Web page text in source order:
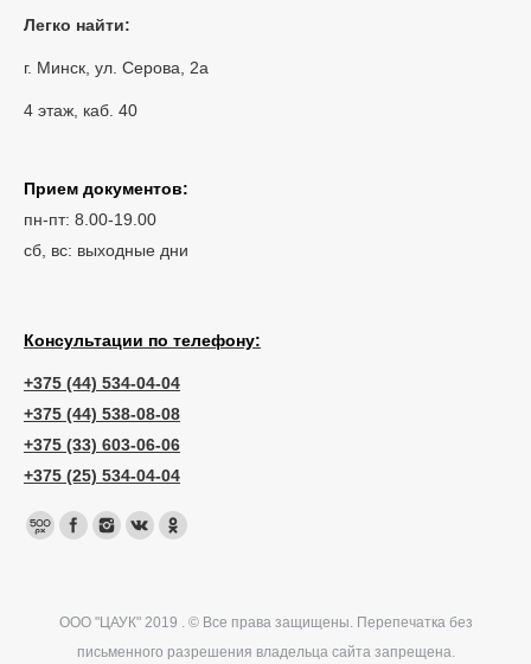
Легко найти:
г. Минск, ул. Серова, 2а
4 этаж, каб. 40
Прием документов:
пн-пт: 8.00-19.00
сб, вс: выходные дни
Консультации по телефону:
+375 (44) 534-04-04
+375 (44) 538-08-08
+375 (33) 603-06-06
+375 (25) 534-04-04
ООО "ЦАУК" 2019 . © Все права защищены. Перепечатка без
письменного разрешения владельца сайта запрещена.